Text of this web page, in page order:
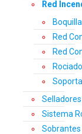
Red
Red
Red
Sistema
Sobrantes